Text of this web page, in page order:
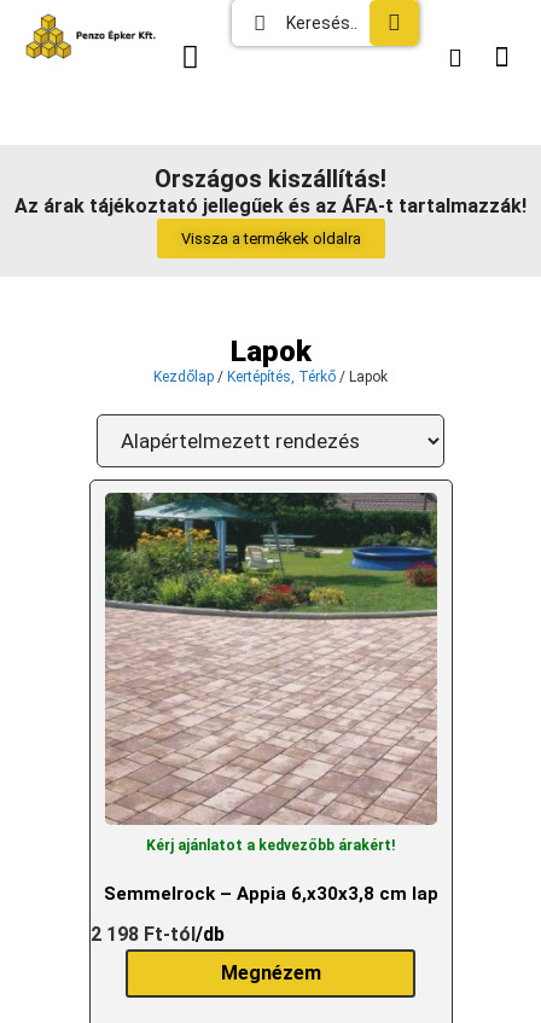
Országos kiszállítás!
Az árak tájékoztató jellegűek és az ÁFA-t tartalmazzák!
Vissza a termékek oldalra
Lapok
Kezdőlap / Kertépítés, Térkő / Lapok
Kérj ajánlatot a kedvezőbb árakért!
Semmelrock – Appia 6,x30x3,8 cm lap
2 198 Ft-tól/db
Megnézem